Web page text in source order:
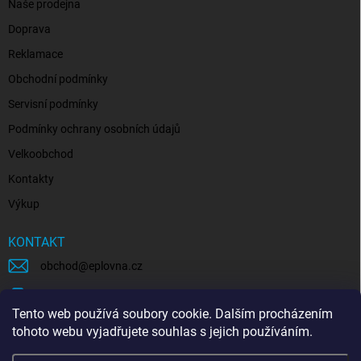
Tento web používá soubory cookie. Dalším procházením
tohoto webu vyjadřujete souhlas s jejich používáním.
Naše prodejna
Doprava
Reklamace
Obchodní podmínky
Servisní podmínky
Podmínky ochrany osobních údajů
Velkoobchod
Kontakty
Výkup
KONTAKT
obchod @eplovna.cz
eplovna.cz